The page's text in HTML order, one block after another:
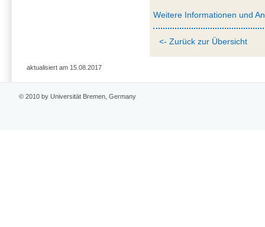
Weitere Informationen und
<- Zurück zur Übersicht
aktualisiert am 15.08.2017
© 2010 by Universität Bremen, Germany